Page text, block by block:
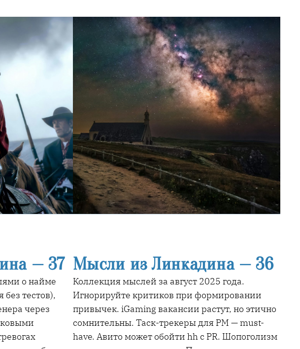
— 37
о найме
тестов),
через
Мысли из Линкадина — 36
Коллекция мыслей за август 2025 года.
Игнорируйте критиков при формировании
привычек. iGaming вакансии растут, но этично
сомнительны. Таск-трекеры для PM — must-
have. Авито может обойти hh с PR. Шопоголизм